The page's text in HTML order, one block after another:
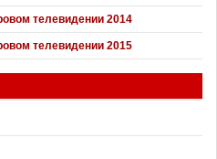
телевидении 2014
телевидении 2015